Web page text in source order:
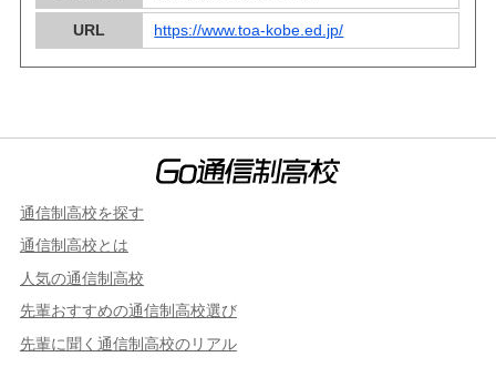
URL https://www.toa-kobe.ed.jp/
通信制高校を探す
通信制高校とは
人気の通信制高校
先輩おすすめの通信制高校選び
先輩に聞く通信制高校のリアル